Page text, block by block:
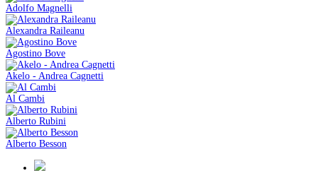
Adolfo Magnelli
Alexandra Raileanu
Agostino Bove
Akelo - Andrea Cagnetti
Al Cambi
Alberto Rubini
Alberto Besson